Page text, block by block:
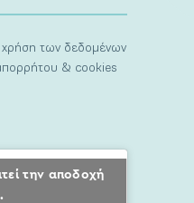
χρήση των δεδομένων
& cookies
την αποδοχή